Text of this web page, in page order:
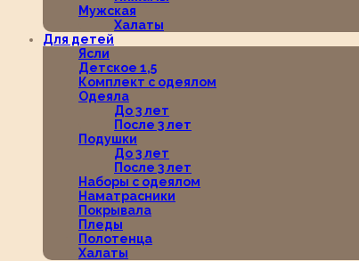
Мужская
Халаты
Для детей
Ясли
Детское 1,5
Комплект с одеялом
Одеяла
До 3 лет
После 3 лет
Подушки
До 3 лет
После 3 лет
Наборы с одеялом
Наматрасники
Покрывала
Пледы
Полотенца
Халаты